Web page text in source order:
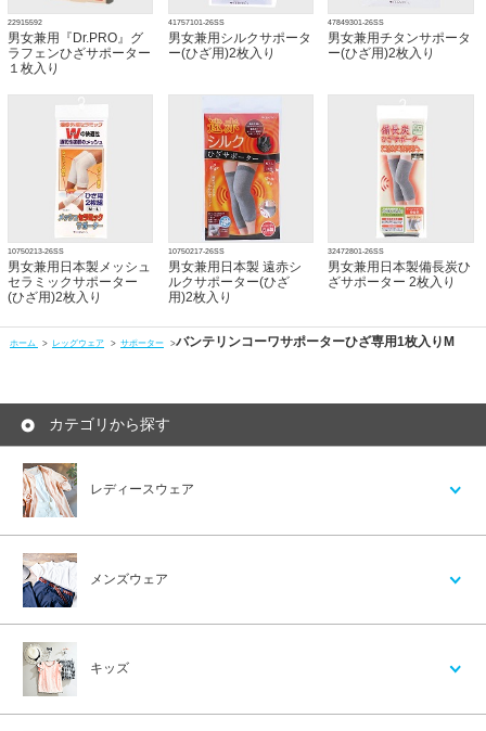
22915592
男女兼用『Dr.PRO』グ
ラフェンひざサポーター
１枚入り
41757101-26SS
男女兼用シルクサポータ
ー(ひざ用)2枚入り
47849301-26SS
男女兼用チタンサポータ
ー(ひざ用)2枚入り
10750213-26SS
男女兼用日本製メッシュ
セラミックサポーター
(ひざ用)2枚入り
10750217-26SS
男女兼用日本製 遠赤シ
ルクサポーター(ひざ
用)2枚入り
32472801-26SS
男女兼用日本製備長炭ひ
ざサポーター 2枚入り
ホーム > レッグウェア > サポーター >バンテリンコーワサポーターひざ専用1枚入りM
カテゴリから探す
レディースウェア
メンズウェア
キッズ